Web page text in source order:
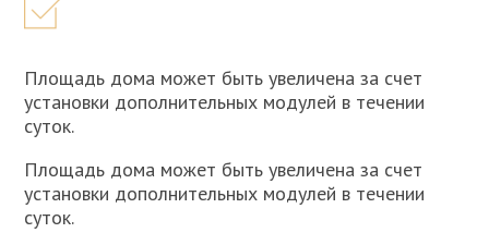
Площадь дома может быть увеличена за счет
установки дополнительных модулей в течении
суток.
Площадь дома может быть увеличена за счет
установки дополнительных модулей в течении
суток.